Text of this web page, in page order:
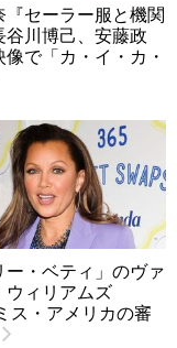
『セーラー服と機関
谷川博己、安藤政
で「カ・イ・カ・
ー・ベティ」のヴァ
ウィリアムズ
ス・アメリカの審